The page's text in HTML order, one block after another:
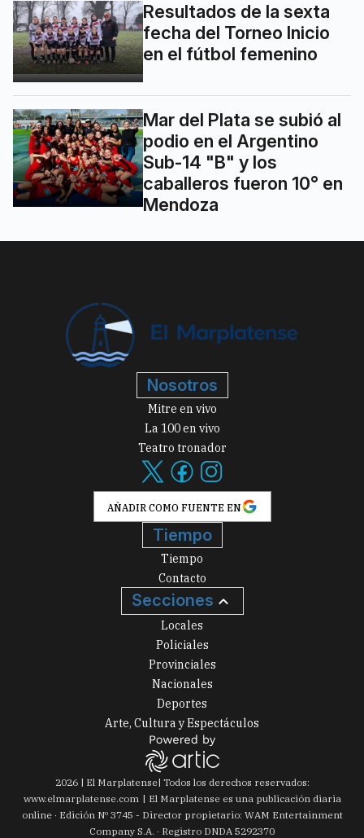
Resultados de la sexta
fecha del Torneo Inicio
en el fútbol femenino
Mar del Plata se subió al
podio en el Argentino
Sub-14 "B" y los
caballeros fueron 10° en
Mendoza
Nosotros
Mitre en vivo
La 100 en vivo
Teatro tronador
AÑADIR COMO FUENTE EN
Tiempo
Tiempo
Contacto
Secciones
Locales
Policiales
Provinciales
Nacionales
Deportes
Arte, Cultura y Espectáculos
2026| El Marplatense| Todos los derechos reservados:
www.elmarplatense.com
El Marplatense es una publicación diaria
online · Edición Nº 3745 - Director propietario: WAM Entertainment
Company S.A. · Registro DNDA 5292370